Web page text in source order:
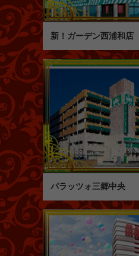
新！ガーデン西浦和店
パラッツォ三郷中央